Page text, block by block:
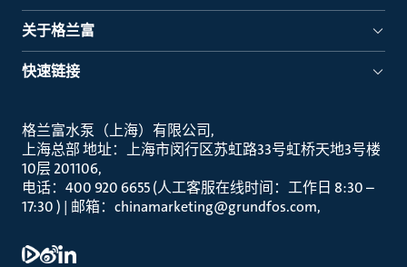
关于格兰富
快速链接
格兰富水泵（上海）有限公司
上海总部 地址：上海市闵行区苏虹路33号虹桥天地3号楼
10层 201106
电话：400 920 6655 (人工客服在线时间：工作日 8:30 –
17:30 ) | 邮箱：chinamarketing@grundfos.com